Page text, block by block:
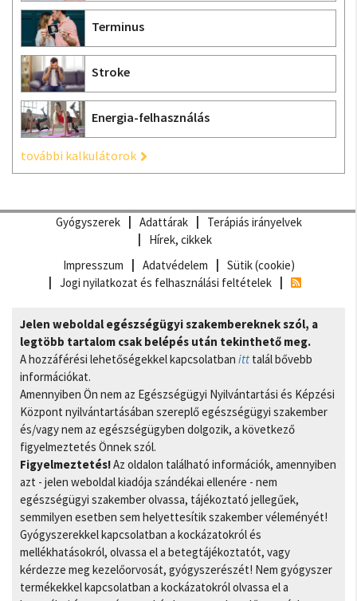
Terminus
Stroke
Energia-felhasználás
további kalkulátorok
Gyógyszerek Adattárak
Terápiás irányelvek
Hírek, cikkek
Impresszum
Adatvédelem
Sütik (cookie)
Jogi nyilatkozat és felhasználási feltételek
Jelen weboldal egészségügyi szakembereknek szól, a
legtöbb tartalom csak belépés után tekinthető meg.
A hozzáférési lehetőségekkel kapcsolatban itt talál bővebb
információkat.
Amennyiben Ön nem az Egészségügyi Nyilvántartási és Képzési
Központ nyilvántartásában szereplő egészségügyi szakember
és/vagy nem az egészségügyben dolgozik, a következő
figyelmeztetés Önnek szól.
Figyelmeztetés!Az oldalon található információk, amennyiben
azt - jelen weboldal kiadója szándékai ellenére - nem
egészségügyi szakember olvassa, tájékoztató jellegűek,
semmilyen esetben sem helyettesítik szakember véleményét!
Gyógyszerekkel kapcsolatban a kockázatokról és
mellékhatásokról, olvassa el a betegtájékoztatót, vagy
kérdezze meg kezelőorvosát, gyógyszerészét! Nem gyógyszer
termékekkel kapcsolatban a kockázatokról olvassa el a